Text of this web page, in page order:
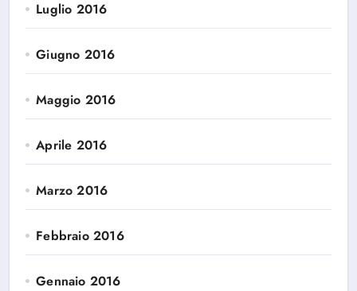
Luglio 2016
Giugno 2016
Maggio 2016
Aprile 2016
Marzo 2016
Febbraio 2016
Gennaio 2016